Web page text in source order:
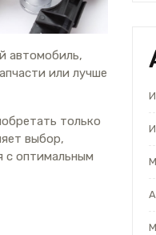
автомобиль,
или лучше
только
выбор,
с оптимальным